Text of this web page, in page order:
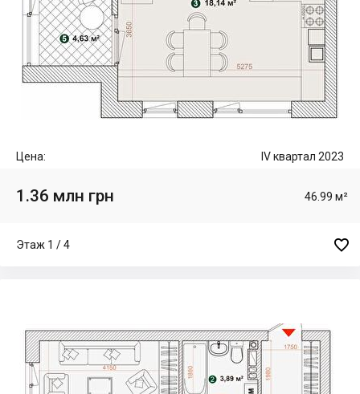
Цена: IV квартал 2023
1.36 млн грн 46.99 м²
Этаж 1 / 4 